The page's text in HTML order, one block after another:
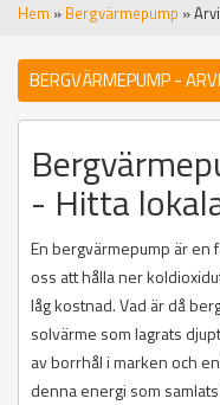
Hem » Bergvärmepump »
BERGVÄRMEPUMP -
- Hitta
En bergvärmepump är
oss att hålla ner
låg kostnad. Vad är då
solvärme som lagrats
av borrhål i marken och
denna energi som